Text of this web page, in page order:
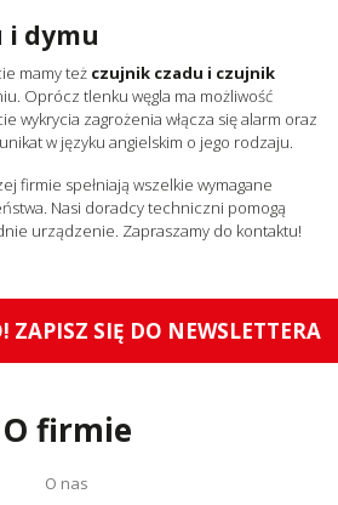
i dymu
mamy też czujnik czadu i czujnik
Oprócz tlenku węgla ma możliwość
wykrycia zagrożenia włącza się alarm oraz
w języku angielskim o jego rodzaju.
firmie spełniają wszelkie wymagane
Nasi doradcy techniczni pomogą
urządzenie. Zapraszamy do kontaktu!
ZAPISZ SIĘ DO NEWSLETTERA
O firmie
O nas